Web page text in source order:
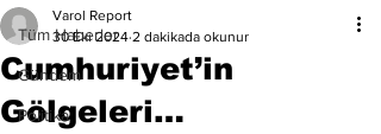
Tüm Haberler
Gündem
Politika
Cumhuriyet’in
Gölgeleri…
Varol Report
30 Eki 2024 2 dakikada okunur